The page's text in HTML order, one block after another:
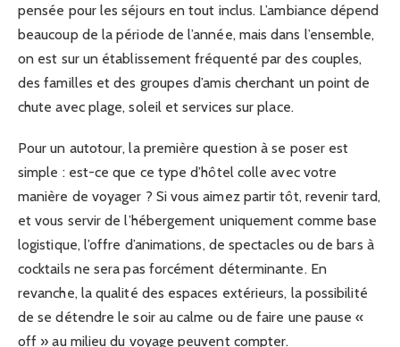
pensée pour les séjours en tout inclus. L’ambiance dépend
beaucoup de la période de l’année, mais dans l’ensemble,
on est sur un établissement fréquenté par des couples,
des familles et des groupes d’amis cherchant un point de
chute avec plage, soleil et services sur place.
Pour un autotour, la première question à se poser est
simple : est-ce que ce type d’hôtel colle avec votre
manière de voyager ? Si vous aimez partir tôt, revenir tard,
et vous servir de l’hébergement uniquement comme base
logistique, l’offre d’animations, de spectacles ou de bars à
cocktails ne sera pas forcément déterminante. En
revanche, la qualité des espaces extérieurs, la possibilité
de se détendre le soir au calme ou de faire une pause «
off » au milieu du voyage peuvent compter.